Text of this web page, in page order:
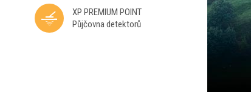
XP PREMIUM POINT
Půjčovna detektorů